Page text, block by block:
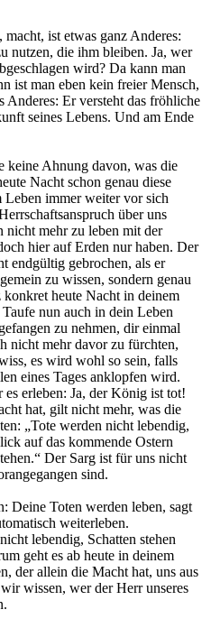
ist etwas ganz Anderes:
nutzen, die ihm bleiben. Ja, wer
wird? Da kann man
ist man eben kein freier Mensch,
Anderes: Er versteht das fröhliche
seines Lebens. Und am Ende
keine Ahnung davon, was die
Nacht schon genau diese
Leben immer weiter vor sich
über uns
nicht mehr zu leben mit der
hier auf Erden nur haben. Der
endgültig gebrochen, als er
zu wissen, sondern genau
konkret heute Nacht in deinem
nun auch in dein Leben
zu nehmen, dir einmal
nicht mehr davor zu fürchten,
es wird wohl so sein, falls
eines Tages anklopfen wird.
erleben: Ja, der König ist tot!
hat, gilt nicht mehr, was die
„Tote werden nicht lebendig,
auf das kommende Ostern
Der Sarg ist für uns nicht
sind.
Deine Toten werden leben, sagt
weiterleben.
lebendig, Schatten stehen
geht es ab heute in deinem
der allein die Macht hat, uns aus
wissen, wer der Herr unseres